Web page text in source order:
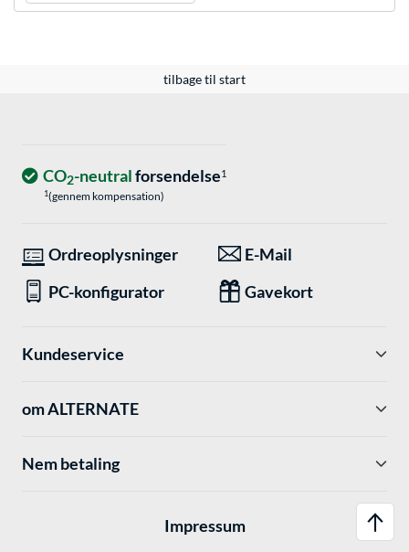
tilbage til start
CO2-neutralforsendelse1
1(gennem kompensation)
Ordreoplysninger
E-Mail
PC-konfigurator
Gavekort
Kundeservice
om ALTERNATE
Nem betaling
Impressum